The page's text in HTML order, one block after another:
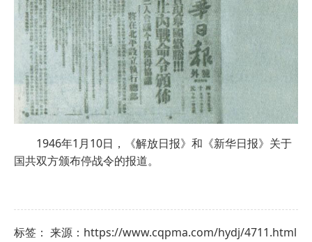
1946年1月10日，《解放日报》和《新华日报》关于
国共双方颁布停战令的报道。
标签： 来源：https://www.cqpma.com/hydj/4711.html